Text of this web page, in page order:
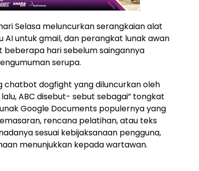
Selasa meluncurkan serangkaian alat
untuk gmail, dan perangkat lunak awan
beberapa hari sebelum saingannya
serupa.
chatbot dogfight yang diluncurkan oleh
ABC disebut- sebut sebagai” tongkat
Google Documents populernya yang
rencana pelatihan, atau teks
sesuai kebijaksanaan pengguna,
menunjukkan kepada wartawan.